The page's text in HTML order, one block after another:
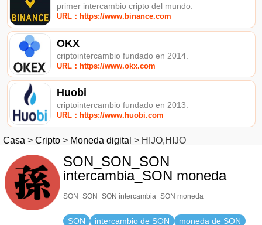
primer intercambio cripto del mundo.
URL：https://www.binance.com
OKX
criptointercambio fundado en 2014.
URL：https://www.okx.com
Huobi
criptointercambio fundado en 2013.
URL：https://www.huobi.com
Casa > Cripto > Moneda digital > HIJO,HIJO
SON_SON_SON
intercambia_SON moneda
SON_SON_SON intercambia_SON moneda
SON intercambio de SON
moneda de SON